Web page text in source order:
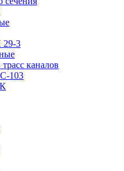
29-3
каналов
103